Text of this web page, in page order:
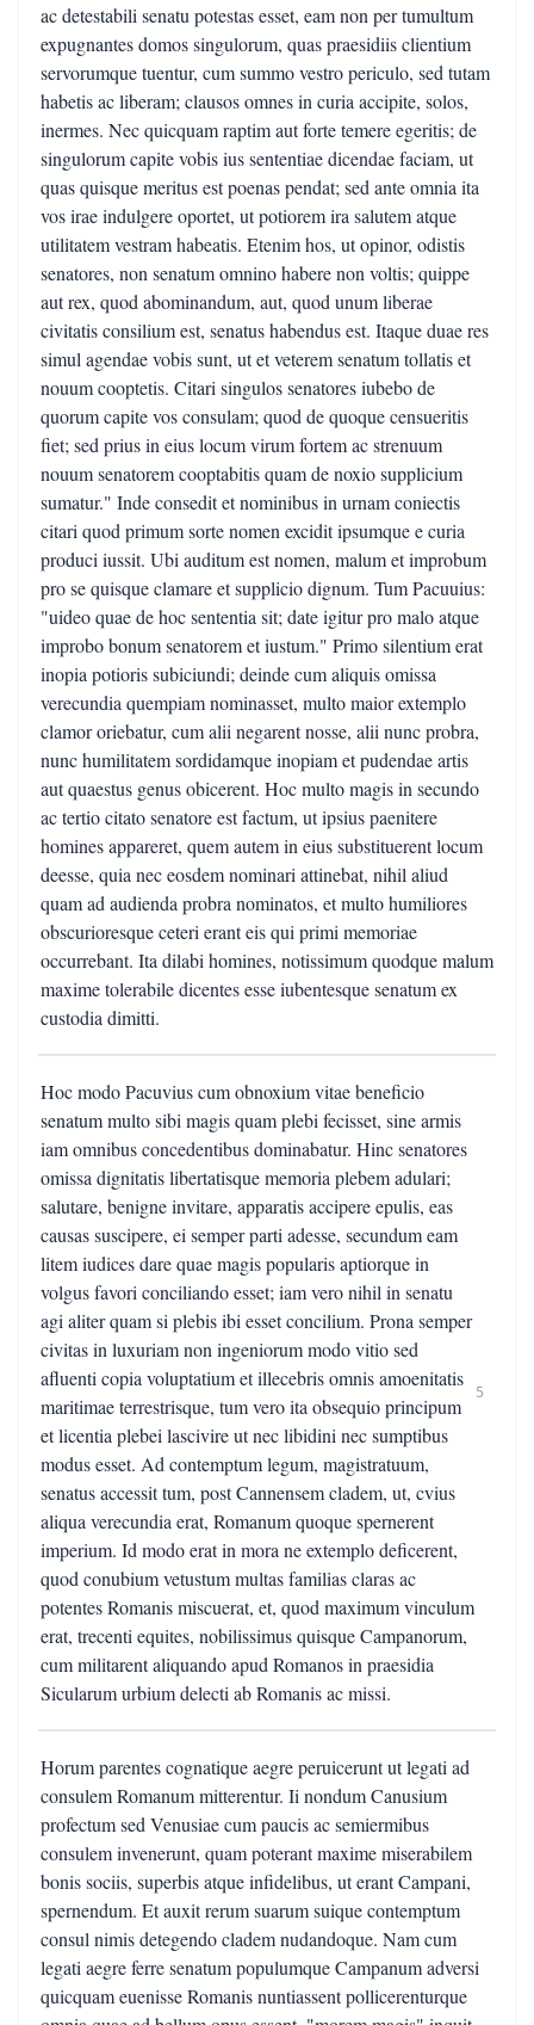
ac detestabili senatu potestas esset, eam non per tumultum
expugnantes domos singulorum, quas praesidiis clientium
servorumque tuentur, cum summo vestro periculo, sed tutam
habetis ac liberam; clausos omnes in curia accipite, solos,
inermes. Nec quicquam raptim aut forte temere egeritis; de
singulorum capite vobis ius sententiae dicendae faciam, ut
quas quisque meritus est poenas pendat; sed ante omnia ita
vos irae indulgere oportet, ut potiorem ira salutem atque
utilitatem vestram habeatis. Etenim hos, ut opinor, odistis
senatores, non senatum omnino habere non voltis; quippe
aut rex, quod abominandum, aut, quod unum liberae
civitatis consilium est, senatus habendus est. Itaque duae res
simul agendae vobis sunt, ut et veterem senatum tollatis et
nouum cooptetis. Citari singulos senatores iubebo de
quorum capite vos consulam; quod de quoque censueritis
fiet; sed prius in eius locum virum fortem ac strenuum
nouum senatorem cooptabitis quam de noxio supplicium
sumatur." Inde consedit et nominibus in urnam coniectis
citari quod primum sorte nomen excidit ipsumque e curia
produci iussit. Ubi auditum est nomen, malum et improbum
pro se quisque clamare et supplicio dignum. Tum Pacuuius:
"uideo quae de hoc sententia sit; date igitur pro malo atque
improbo bonum senatorem et iustum." Primo silentium erat
inopia potioris subiciundi; deinde cum aliquis omissa
verecundia quempiam nominasset, multo maior extemplo
clamor oriebatur, cum alii negarent nosse, alii nunc probra,
nunc humilitatem sordidamque inopiam et pudendae artis
aut quaestus genus obicerent. Hoc multo magis in secundo
ac tertio citato senatore est factum, ut ipsius paenitere
homines appareret, quem autem in eius substituerent locum
deesse, quia nec eosdem nominari attinebat, nihil aliud
quam ad audienda probra nominatos, et multo humiliores
obscurioresque ceteri erant eis qui primi memoriae
occurrebant. Ita dilabi homines, notissimum quodque malum
maxime tolerabile dicentes esse iubentesque senatum ex
custodia dimitti.
Hoc modo Pacuvius cum obnoxium vitae beneficio
senatum multo sibi magis quam plebi fecisset, sine armis
iam omnibus concedentibus dominabatur. Hinc senatores
omissa dignitatis libertatisque memoria plebem adulari;
salutare, benigne invitare, apparatis accipere epulis, eas
causas suscipere, ei semper parti adesse, secundum eam
litem iudices dare quae magis popularis aptiorque in
volgus favori conciliando esset; iam vero nihil in senatu
agi aliter quam si plebis ibi esset concilium. Prona semper
civitas in luxuriam non ingeniorum modo vitio sed
afluenti copia voluptatium et illecebris omnis amoenitatis
maritimae terrestrisque, tum vero ita obsequio principum
et licentia plebei lascivire ut nec libidini nec sumptibus
modus esset. Ad contemptum legum, magistratuum,
senatus accessit tum, post Cannensem cladem, ut, cvius
aliqua verecundia erat, Romanum quoque spernerent
imperium. Id modo erat in mora ne extemplo deficerent,
quod conubium vetustum multas familias claras ac
potentes Romanis miscuerat, et, quod maximum vinculum
erat, trecenti equites, nobilissimus quisque Campanorum,
cum militarent aliquando apud Romanos in praesidia
Sicularum urbium delecti ab Romanis ac missi.
5
Horum parentes cognatique aegre peruicerunt ut legati ad
consulem Romanum mitterentur. Ii nondum Canusium
profectum sed Venusiae cum paucis ac semiermibus
consulem invenerunt, quam poterant maxime miserabilem
bonis sociis, superbis atque infidelibus, ut erant Campani,
spernendum. Et auxit rerum suarum suique contemptum
consul nimis detegendo cladem nudandoque. Nam cum
legati aegre ferre senatum populumque Campanum adversi
quicquam euenisse Romanis nuntiassent pollicerenturque